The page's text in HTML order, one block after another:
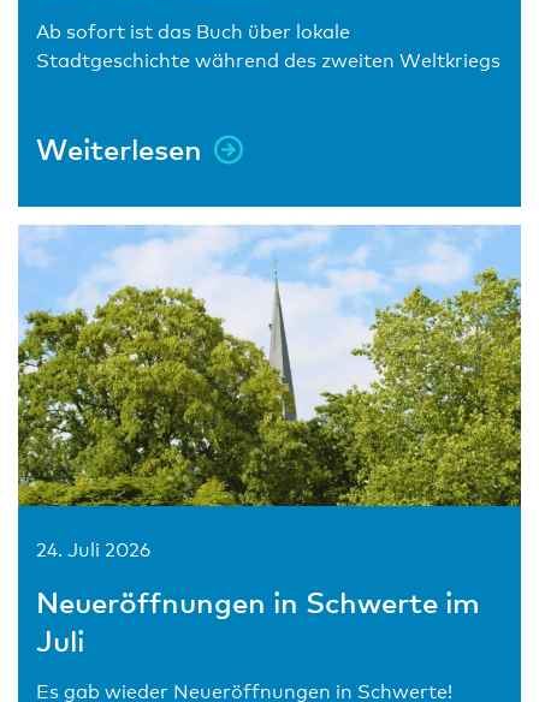
Ab sofort ist das Buch über lokale
Stadtgeschichte während des zweiten Weltkriegs
Weiterlesen
24. Juli 2026
Neueröffnungen in Schwerte im
Juli
Es gab wieder Neueröffnungen in Schwerte!